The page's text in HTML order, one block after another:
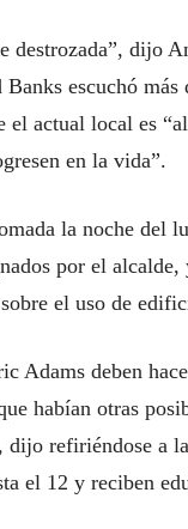
destrozada”, dijo
escuchó
el actual local es
en la vida”.
la noche del
por el
el uso de
Adams deben
habían otras
dijo refiriéndose a
el 12 y reciben